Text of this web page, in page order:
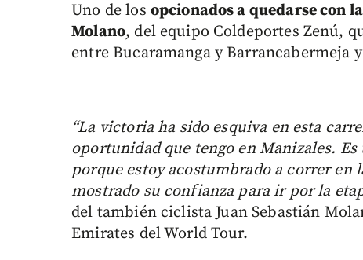
Uno de los opcionados a quedarse con
Molano, del equipo Coldeportes Zenú,
entre Bucaramanga y
“La victoria ha sido esquiva en esta
oportunidad que tengo en Manizales.
porque estoy acostumbrado a correr en
mostrado su confianza para ir por la
del también ciclista Juan Sebastián
Emirates del World Tour.